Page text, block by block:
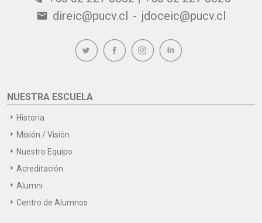
email direic@pucv.cl - jdoceic@pucv.cl
NUESTRA ESCUELA
Historia
Misión / Visión
Nuestro Equipo
Acreditación
Alumni
Centro de Alumnos